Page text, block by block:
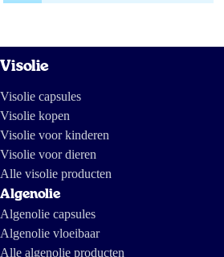
Visolie
Visolie capsules
Visolie kopen
Visolie voor kinderen
Visolie voor dieren
Alle visolie producten
Algenolie
Algenolie capsules
Algenolie vloeibaar
Alle algenolie producten